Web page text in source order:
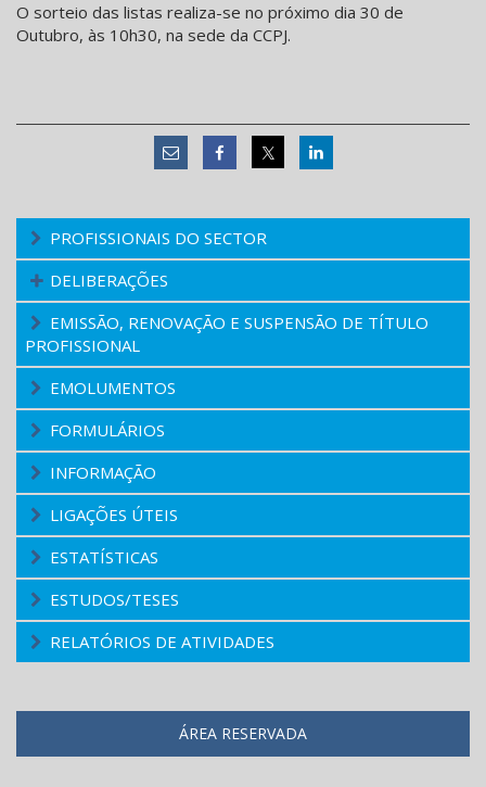
O sorteio das listas realiza-se no próximo dia 30 de
Outubro, às 10h30, na sede da CCPJ.
PROFISSIONAIS DO SECTOR
DELIBERAÇÕES
EMISSÃO, RENOVAÇÃO E SUSPENSÃO DE TÍTULO
PROFISSIONAL
EMOLUMENTOS
FORMULÁRIOS
INFORMAÇÃO
LIGAÇÕES ÚTEIS
ESTATÍSTICAS
ESTUDOS/TESES
RELATÓRIOS DE ATIVIDADES
ÁREA RESERVADA